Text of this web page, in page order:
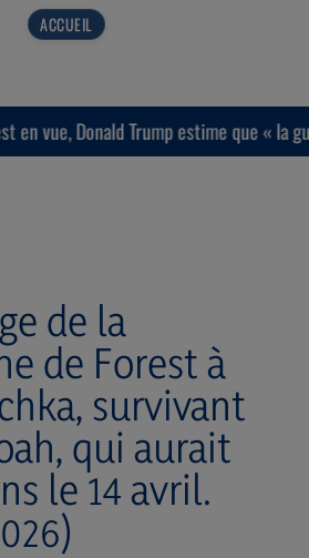
vue, Donald Trump estime que « la
de la
de Forest à
survivant
qui aurait
le 14 avril.